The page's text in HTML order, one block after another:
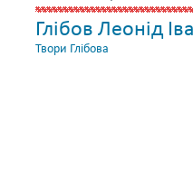
Глібов Леонід
Твори Глібова